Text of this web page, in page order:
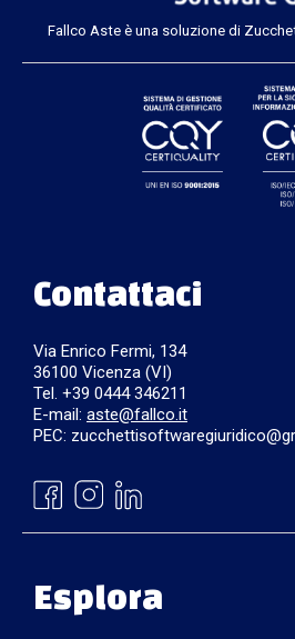
Fallco Aste è una soluzione di
Contattaci
Via Enrico Fermi, 134
36100 Vicenza (VI)
Tel. +39 0444 346211
E-mail: aste@fallco.it
PEC:
Esplora